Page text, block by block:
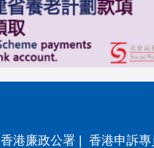
香港廉政公署 | 香港申訴